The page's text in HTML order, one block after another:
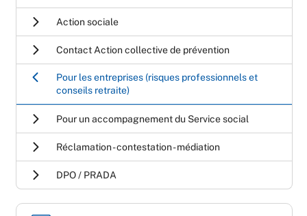
Action sociale
Contact Action collective de prévention
Pour les entreprises (risques professionnels et
conseils retraite)
Pour un accompagnement du Service social
Réclamation - contestation - médiation
DPO / PRADA